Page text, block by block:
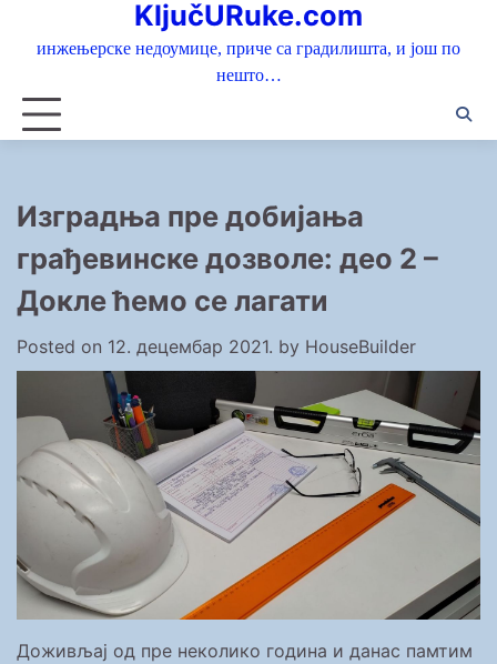
KljučURuke.com
инжењерске недоумице, приче са градилишта, и још по
нешто…
Изградња пре добијања
грађевинске дозволе: део 2 –
Докле ћемо се лагати
Posted on 12. децембар 2021. by HouseBuilder
Доживљај од пре неколико година и данас памтим